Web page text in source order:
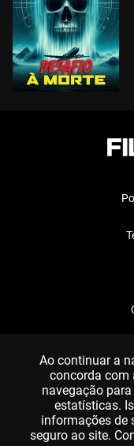
Ao continuar a
concorda com
navegação
estatísticas.
informações de
seguro ao site.